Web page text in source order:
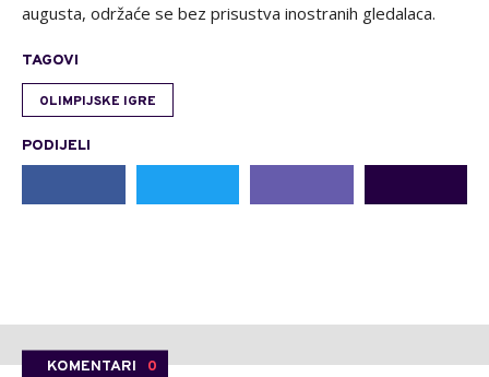
augusta, održaće se bez prisustva inostranih gledalaca.
TAGOVI
OLIMPIJSKE IGRE
PODIJELI
KOMENTARI 0